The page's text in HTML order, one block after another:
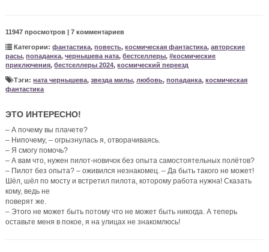
11947 просмотров | 7 комментариев
Категории:фантастика,повесть,космическая фантастика,авторские
расы,попаданка,чернышева ната,бестселлеры,#космические
приключения,бестселлеры 2024,космический переезд
Тэги:ната чернышева,звезда милы, любовь,попаданка,космическая
фантастика
ЭТО ИНТЕРЕСНО!
– А почему вы плачете?
– Нипочему, – огрызнулась я, отворачиваясь.
– Я смогу помочь?
– А вам что, нужен пилот-новичок без опыта самостоятельных полётов?
– Пилот без опыта? – оживился незнакомец. – Да быть такого не может!
Шёл, шёл по мосту и встретил пилота, которому работа нужна! Сказать
кому, ведь не
поверят же.
– Этого не может быть потому что не может быть никогда. А теперь
оставьте меня в покое, я на улицах не знакомлюсь!